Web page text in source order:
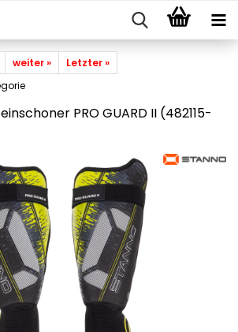
weiter »
Letzter »
PRO GUARD II (482115-